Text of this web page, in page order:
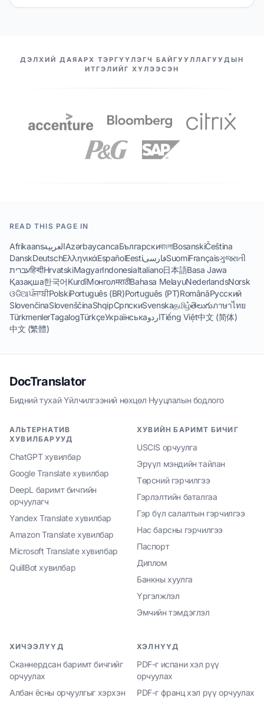
МАНАЙ ТҮНШҮҮД
ДЭЛХИЙ ДАЯАРХ ТЭРГҮҮЛЭГЧ БАЙГУУЛЛАГУУДЫН
ИТГЭЛИЙГ ХҮЛЭЭСЭН
READ THIS PAGE IN
AfrikaansالعربيةAzərbaycancaБългарскиবাংলাBosanskiČeština
DanskDeutschΕλληνικάEspañolEestiفارسیSuomiFrançaisગુજરાતી
עבריתहिन्दीHrvatskiMagyarIndonesiaItaliano日本語Basa Jawa
Қазақша한국어KurdîМонголमराठीBahasa MelayuNederlandsNorsk
ଓଡିଆਪੰਜਾਬੀPolskiPortuguês (BR)Português (PT)RomânăРусский
SlovenčinaSlovenščinaShqipСрпскиSvenskaதமிழ்తెలుగుภาษาไทย
TürkmenlerTagalogTürkçeУкраїнськаاردوTiếng Việt中文 (简体)
中文 (繁體)
DocTranslator
Бидний тухай·Үйлчилгээний нөхцөл·Нууцлалын бодлого
АЛЬТЕРНАТИВ
ХУВИЛБАРУУД
ChatGPT хувилбар
Google Translate хувилбар
DeepL баримт бичгийн
орчуулагч
Yandex Translate хувилбар
Amazon Translate хувилбар
Microsoft Translate хувилбар
QuillBot хувилбар
ХУВИЙН БАРИМТ БИЧИГ
USCIS орчуулга
Эрүүл мэндийн тайлан
Төрсний гэрчилгээ
Гэрлэлтийн баталгаа
Гэр бүл салалтын гэрчилгээ
Нас барсны гэрчилгээ
Паспорт
Диплом
Банкны хуулга
Үргэлжлэл
Эмчийн тэмдэглэл
ХИЧЭЭЛҮҮД
Сканнердсан баримт бичгийг
орчуулах
Албан ёсны орчуулгыг хэрхэн
ХЭЛНҮҮД
PDF-г испани хэл рүү
орчуулах
PDF-г франц хэл рүү орчуулах